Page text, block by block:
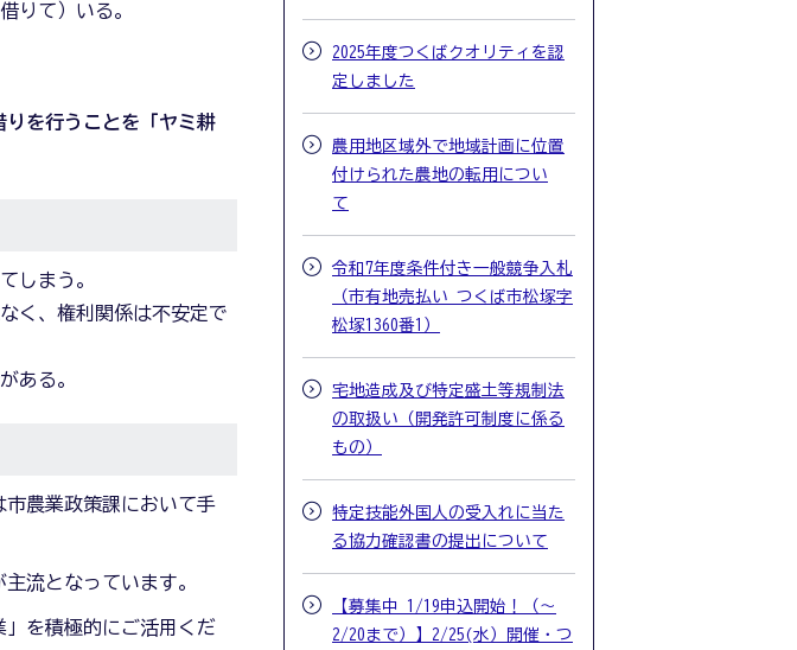
りて）いる。
りを行うことを「ヤミ耕
しまう。
く、権利関係は不安定で
ある。
市農業政策課において手
流となっています。
を積極的にご活用くだ
2025年度つくばクオリティを認
定しました
農用地区域外で地域計画に位置
付けられた農地の転用につい
て
令和7年度条件付き一般競争入札
（市有地売払い つくば市松塚字
松塚1360番1）
宅地造成及び特定盛土等規制法
の取扱い（開発許可制度に係る
もの）
特定技能外国人の受入れに当た
る協力確認書の提出について
【募集中 1/19申込開始！（～
2/20まで）】2/25(水）開催・つ